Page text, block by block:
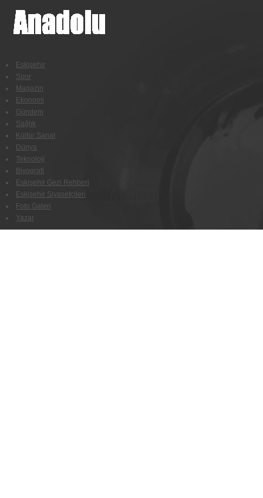
Eskişehir
Spor
Magazin
Ekonomi
Gündem
Sağlık
Kültür Sanat
Dünya
Teknoloji
Biyografi
Eskişehir Gezi Rehberi
Eskişehir Siyasetçileri
Foto Galeri
Yazar